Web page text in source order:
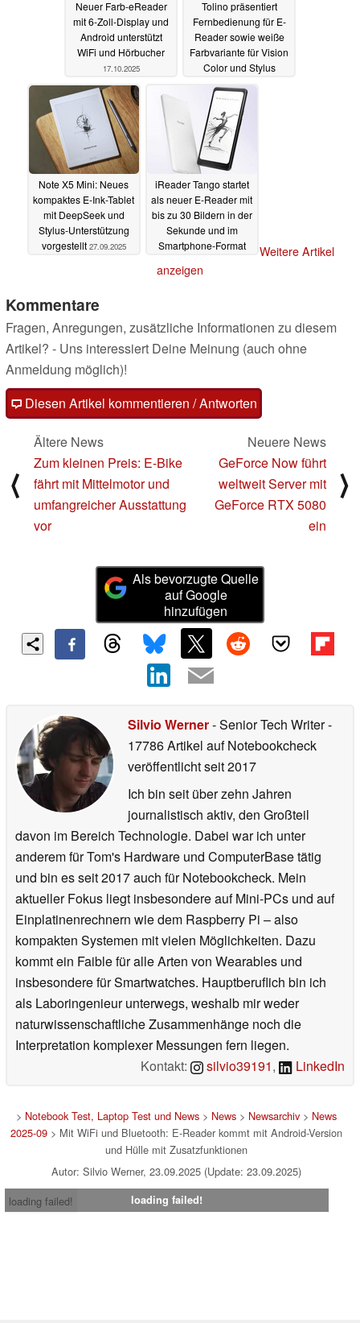
Neuer Farb-eReader
mit 6-Zoll-Display und
Android unterstützt
WiFi und Hörbucher
17.10.2025
Tolino präsentiert
Fernbedienung für E-
Reader sowie weiße
Farbvariante für Vision
Color und Stylus
14.10.2025
Note X5 Mini: Neues
kompaktes E-Ink-Tablet
mit DeepSeek und
Stylus-Unterstützung
vorgestellt 27.09.2025
iReader Tango startet
als neuer E-Reader mit
bis zu 30 Bildern in der
Sekunde und im
Smartphone-Format
Weitere Artikel
anzeigen
Kommentare
Fragen, Anregungen, zusätzliche Informationen zu diesem
Artikel? - Uns interessiert Deine Meinung (auch ohne
Anmeldung möglich)!
Diesen Artikel kommentieren / Antworten
⟨
Ältere News
Zum kleinen Preis: E-Bike
fährt mit Mittelmotor und
umfangreicher Ausstattung
vor
Neuere News
GeForce Now führt
weltweit Server mit
GeForce RTX 5080
ein
⟩
Als bevorzugte Quelle
auf Google
hinzufügen
Silvio Werner- Senior Tech Writer-
17786 Artikel auf Notebookcheck
veröffentlichtseit 2017
Ich bin seit über zehn Jahren
journalistisch aktiv, den Großteil
davon im Bereich Technologie. Dabei war ich unter
anderem für Tom's Hardware und ComputerBase tätig
und bin es seit 2017 auch für Notebookcheck. Mein
aktueller Fokus liegt insbesondere auf Mini-PCs und auf
Einplatinenrechnern wie dem Raspberry Pi – also
kompakten Systemen mit vielen Möglichkeiten. Dazu
kommt ein Faible für alle Arten von Wearables und
insbesondere für Smartwatches. Hauptberuflich bin ich
als Laboringenieur unterwegs, weshalb mir weder
naturwissenschaftliche Zusammenhänge noch die
Interpretation komplexer Messungen fern liegen.
Kontakt:
silvio39191, LinkedIn
> Notebook Test, Laptop Test und News> News> Newsarchiv> News
2025-09> Mit WiFi und Bluetooth: E-Reader kommt mit Android-Version
und Hülle mit Zusatzfunktionen
Autor: Silvio Werner, 23.09.2025 (Update: 23.09.2025)
loading failed!
loading failed!